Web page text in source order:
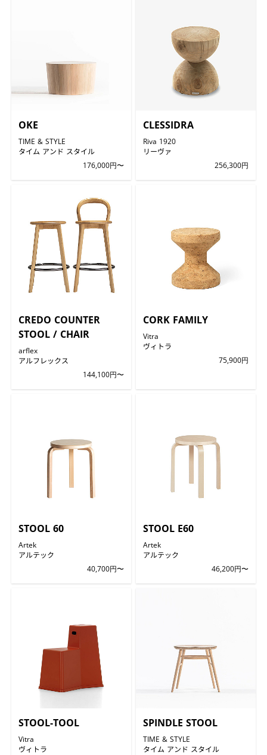
OKE
TIME & STYLE
タイム アンド スタイル
176,000円〜
CLESSIDRA
Riva 1920
リーヴァ
256,300円
CREDO COUNTER
STOOL / CHAIR
arflex
アルフレックス
144,100円〜
CORK FAMILY
Vitra
ヴィトラ
75,900円
STOOL 60
Artek
アルテック
40,700円〜
STOOL E60
Artek
アルテック
46,200円〜
STOOL-TOOL
Vitra
ヴィトラ
SPINDLE STOOL
TIME & STYLE
タイム アンド スタイル